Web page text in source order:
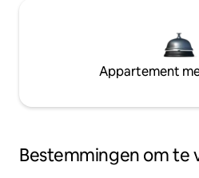
Appartement
Bestemmingen om te